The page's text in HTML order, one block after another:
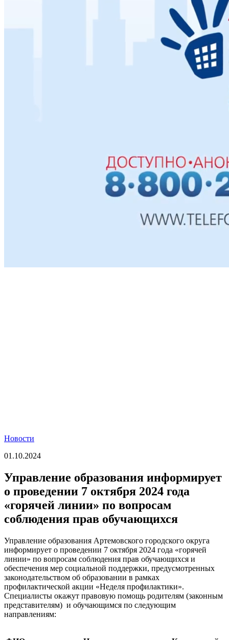
Новости
01.10.2024
Управление образования информирует
о проведении 7 октября 2024 года
«горячей линии» по вопросам
соблюдения прав обучающихся
Управление образования Артемовского городского округа
информирует о проведении 7 октября 2024 года «горячей
линии» по вопросам соблюдения прав обучающихся и
обеспечения мер социальной поддержки, предусмотренных
законодательством об образовании в рамках
профилактической акции «Неделя профилактики».
Специалисты окажут правовую помощь родителям (законным
представителям) и обучающимся по следующим
направлениям: